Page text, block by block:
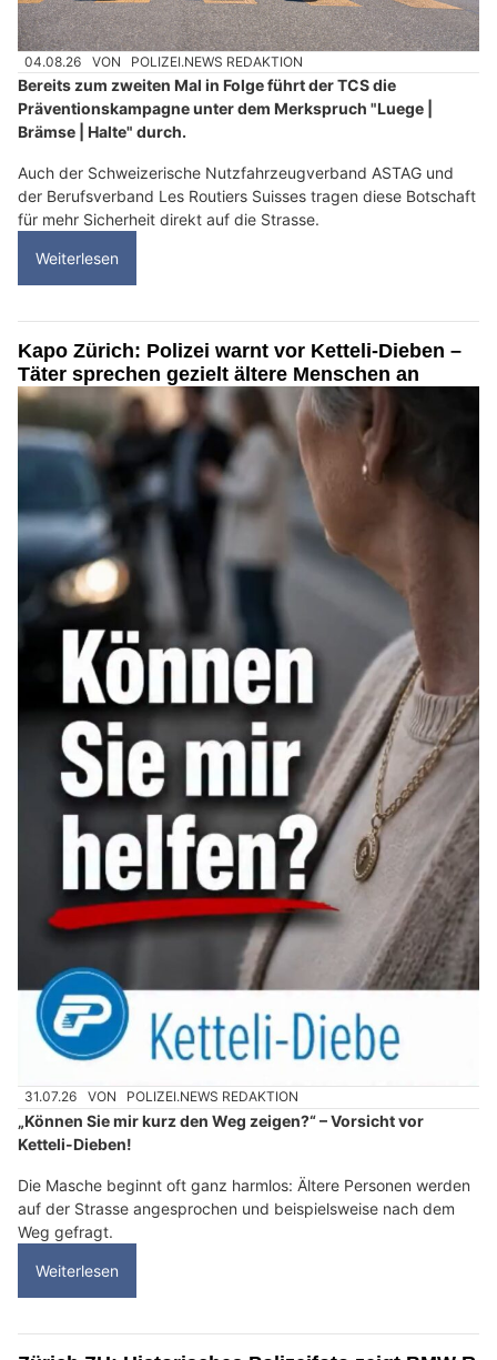
04.08.26 VON POLIZEI.NEWS REDAKTION
Bereits zum zweiten Mal in Folge führt der TCS die
Präventionskampagne unter dem Merkspruch "Luege |
Brämse | Halte" durch.
Auch der Schweizerische Nutzfahrzeugverband ASTAG und
der Berufsverband Les Routiers Suisses tragen diese Botschaft
für mehr Sicherheit direkt auf die Strasse.
Weiterlesen
Kapo Zürich: Polizei warnt vor Ketteli-Dieben –
Täter sprechen gezielt ältere Menschen an
31.07.26 VON POLIZEI.NEWS REDAKTION
„Können Sie mir kurz den Weg zeigen?“ – Vorsicht vor
Ketteli-Dieben!
Die Masche beginnt oft ganz harmlos: Ältere Personen werden
auf der Strasse angesprochen und beispielsweise nach dem
Weg gefragt.
Weiterlesen